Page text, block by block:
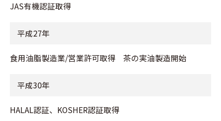
JAS有機認証取得
平成27年
食用油脂製造業/営業許可取得 茶の実油製造開始
平成30年
HALAL認証、KOSHER認証取得